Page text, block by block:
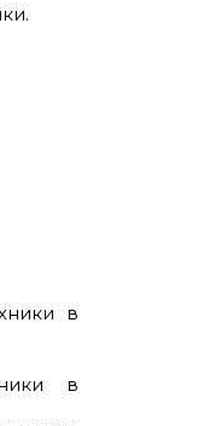
в
в